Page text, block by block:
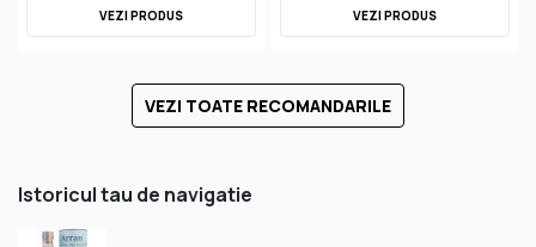
VEZI PRODUS VEZI PRODUS
VEZI TOATE RECOMANDARILE
Istoricul tau de navigatie